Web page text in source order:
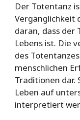
Der Totentanz
Vergänglichkeit
daran, dass der
Lebens ist. Die
des
menschlichen
Traditionen dar.
Leben auf
interpretiert